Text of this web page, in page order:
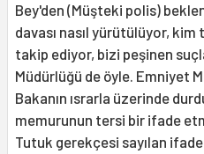
Bey'den (Müşteki polis)
davası nasıl yürütülüyor,
takip ediyor, bizi peşinen
Müdürlüğü de öyle. Emniyet
Bakanın ısrarla üzerinde
memurunun tersi bir ifade
Tutuk gerekçesi sayılan